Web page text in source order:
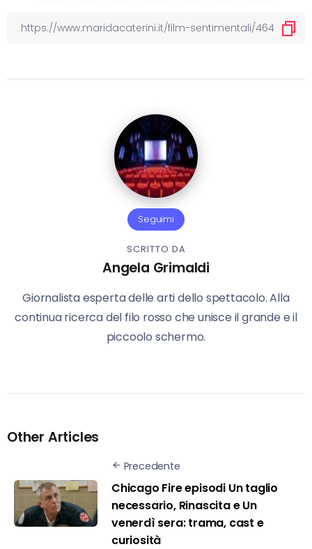
Seguimi
SCRITTO DA
Angela Grimaldi
Giornalista esperta delle arti dello spettacolo. Alla
continua ricerca del filo rosso che unisce il grande e il
piccoolo schermo.
Other Articles
Precedente
Chicago Fire episodi Un taglio
necessario, Rinascita e Un
venerdì sera: trama, cast e
curiosità